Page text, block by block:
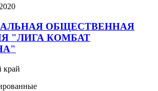
ОБЩЕСТВЕННАЯ
"ЛИГА КОМБАТ
край